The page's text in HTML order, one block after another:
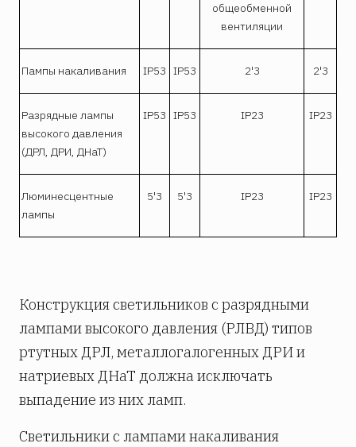
общеобменной
вентиляции
Пампы накаливания IP53 IP53 2'3 2'3
Разрядные лампы
высокого давления
(ДРЛ, ДРИ, ДНаТ)
IP53 IP53 IP23 IP23
Люминесцентные
лампы
5'3 5'3 IP23 IP23
Конструкция светильников с разрядными
лампами высокого давления (РЛВД) типов
ртутных ДРЛ, металлогалогенных ДРИ и
натриевых ДНаТ должна исключать
выпадение из них ламп.
Светильники с лампами накаливания